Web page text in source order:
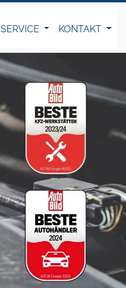
SERVICE KONTAKT